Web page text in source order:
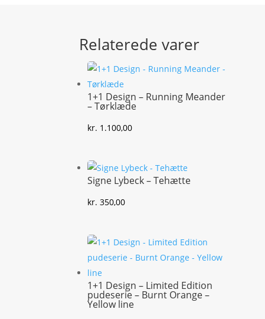
Relaterede varer
1+1 Design – Running Meander
– Tørklæde
kr. 1.100,00
Signe Lybeck – Tehætte
kr. 350,00
1+1 Design – Limited Edition
pudeserie – Burnt Orange –
Yellow line